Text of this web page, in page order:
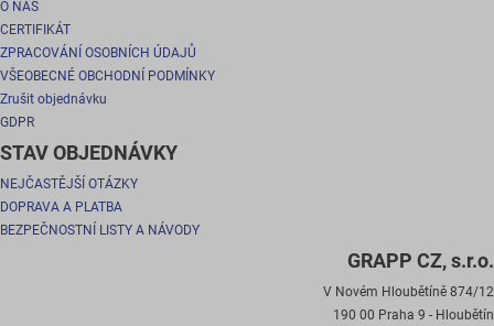
O NÁS
CERTIFIKÁT
ZPRACOVÁNÍ OSOBNÍCH ÚDAJŮ
VŠEOBECNÉ OBCHODNÍ PODMÍNKY
Zrušit objednávku
GDPR
STAV OBJEDNÁVKY
NEJČASTĚJŠÍ OTÁZKY
DOPRAVA A PLATBA
BEZPEČNOSTNÍ LISTY A NÁVODY
GRAPP CZ, s.r.o.
V Novém Hloubětíně 874/12
190 00 Praha 9 - Hloubětín